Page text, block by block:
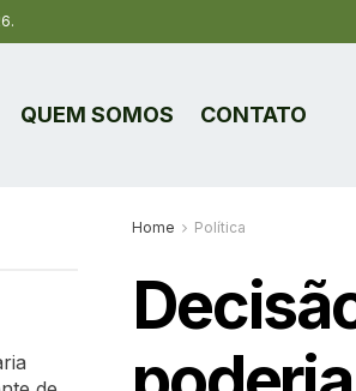
QUEM SOMOS CONTATO
Home Política